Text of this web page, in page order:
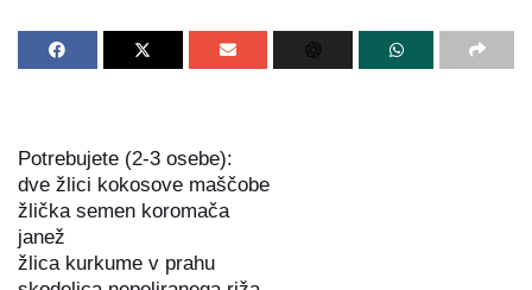
Potrebujete (2-3 osebe):
dve žlici kokosove maščobe
žlička semen koromača
janež
žlica kurkume v prahu